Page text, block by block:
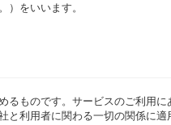
）をいいます。
るものです。サービスのご利用
利用者に関わる一切の関係に適